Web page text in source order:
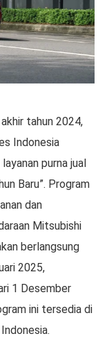
tahun 2024,
Indonesia
purna jual
Baru”. Program
dan
Mitsubishi
berlangsung
2025,
1 Desember
ini tersedia di